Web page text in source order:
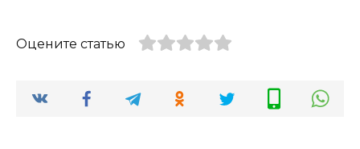
Оцените статью